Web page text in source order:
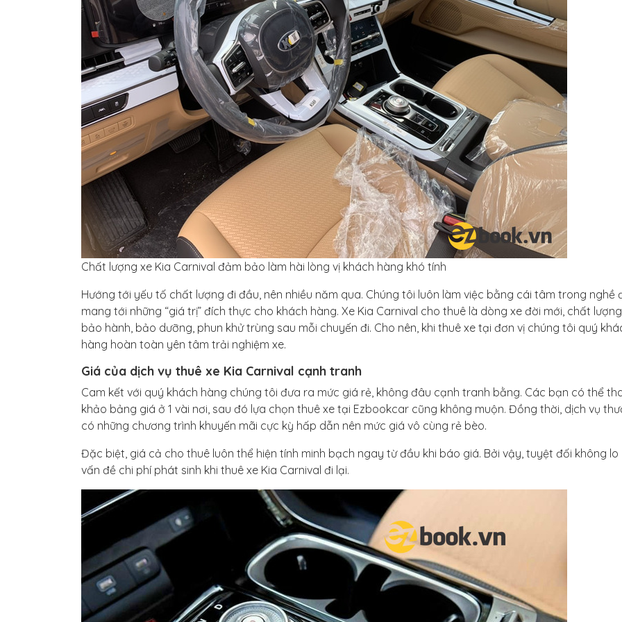
Chất lượng xe Kia Carnival đảm bảo làm hài lòng vị khách hàng khó tính
Hướng tới yếu tố chất lượng đi đầu, nên nhiều năm qua. Chúng tôi luôn làm việc bằng cái tâm trong nghề
mang tới những “giá trị” đích thực cho khách hàng. Xe Kia Carnival cho thuê là dòng xe đời mới, chất
bảo hành, bảo dưỡng, phun khử trùng sau mỗi chuyến đi. Cho nên, khi thuê xe tại đơn vị chúng tôi quý
hàng hoàn toàn yên tâm trải nghiệm xe.
Giá của dịch vụ thuê xe Kia Carnival cạnh tranh
Cam kết với quý khách hàng chúng tôi đưa ra mức giá rẻ, không đâu cạnh tranh bằng. Các bạn có thể
khảo bảng giá ở 1 vài nơi, sau đó lựa chọn thuê xe tại Ezbookcar cũng không muộn. Đồng thời, dịch vụ
có những chương trình khuyến mãi cực kỳ hấp dẫn nên mức giá vô cùng rẻ bèo.
Đặc biệt, giá cả cho thuê luôn thể hiện tính minh bạch ngay từ đầu khi báo giá. Bởi vậy, tuyệt đối không lo
vấn đề chi phí phát sinh khi thuê xe Kia Carnival đi lại.